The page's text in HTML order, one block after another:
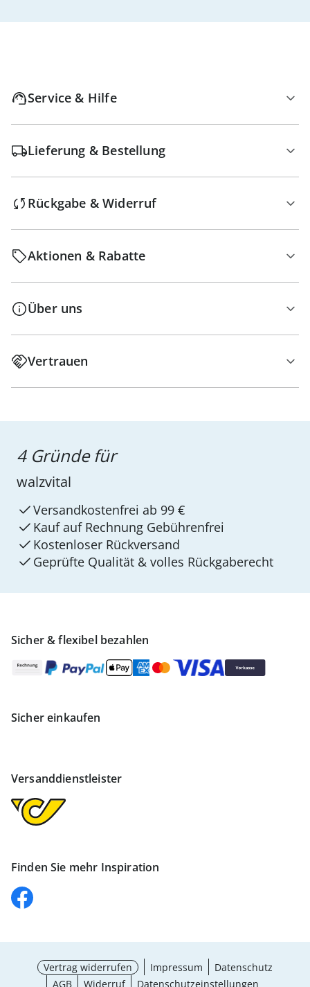
Service & Hilfe
Lieferung & Bestellung
Rückgabe & Widerruf
Aktionen & Rabatte
Über uns
Vertrauen
Sicher & flexibel bezahlen
Sicher einkaufen
Versanddienstleister
Finden Sie mehr Inspiration
4 Gründe für
walzvital
Versandkostenfrei ab 99 €
Kauf auf Rechnung Gebührenfrei
Kostenloser Rückversand
Geprüfte Qualität & volles Rückgaberecht
Vertrag widerrufen Impressum
Datenschutz
AGB
Widerruf Datenschutzeinstellungen